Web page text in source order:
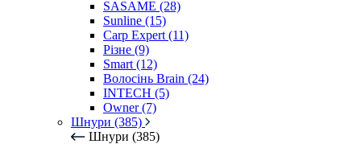
SASAME (28)
Sunline (15)
Carp Expert (11)
Різне (9)
Smart (12)
Волосінь Brain (24)
INTECH (5)
Owner (7)
Шнури (385)
Шнури (385)